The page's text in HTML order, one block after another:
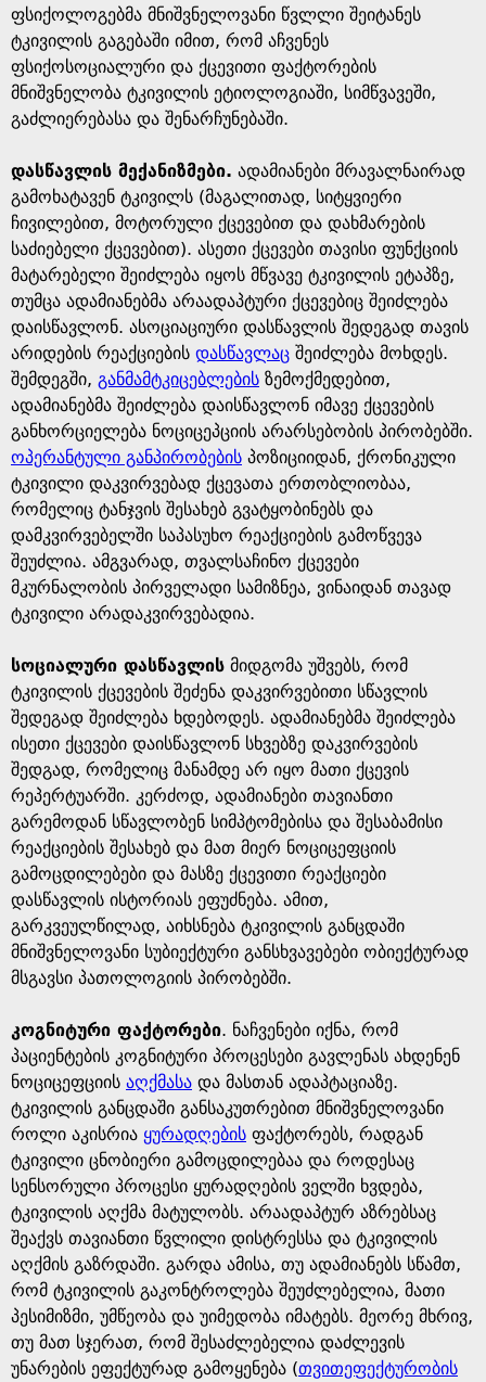
ფსიქოლოგებმა მნიშვნელოვანი წვლლი შეიტანეს
ტკივილის გაგებაში იმით, რომ აჩვენეს
ფსიქოსოციალური და ქცევითი ფაქტორების
მნიშვნელობა ტკივილის ეტიოლოგიაში, სიმწვავეში,
გაძლიერებასა და შენარჩუნებაში.
დასწავლის მექანიზმები. ადამიანები მრავალნაირად
გამოხატავენ ტკივილს (მაგალითად, სიტყვიერი
ჩივილებით, მოტორული ქცევებით და დახმარების
საძიებელი ქცევებით). ასეთი ქცევები თავისი ფუნქციის
მატარებელი შეიძლება იყოს მწვავე ტკივილის ეტაპზე,
თუმცა ადამიანებმა არაადაპტური ქცევებიც შეიძლება
დაისწავლონ. ასოციაციური დასწავლის შედეგად თავის
არიდების რეაქციების დასწავლაც შეიძლება მოხდეს.
შემდეგში, განმამტკიცებლების ზემოქმედებით,
ადამიანებმა შეიძლება დაისწავლონ იმავე ქცევების
განხორციელება ნოციცეპციის არარსებობის პირობებში.
ოპერანტული განპირობების პოზიციიდან, ქრონიკული
ტკივილი დაკვირვებად ქცევათა ერთობლიობაა,
რომელიც ტანჯვის შესახებ გვატყობინებს და
დამკვირვებელში საპასუხო რეაქციების გამოწვევა
შეუძლია. ამგვარად, თვალსაჩინო ქცევები
მკურნალობის პირველადი სამიზნეა, ვინაიდან თავად
ტკივილი არადაკვირვებადია.
სოციალური დასწავლის მიდგომა უშვებს, რომ
ტკივილის ქცევების შეძენა დაკვირვებითი სწავლის
შედეგად შეიძლება ხდებოდეს. ადამიანებმა შეიძლება
ისეთი ქცევები დაისწავლონ სხვებზე დაკვირვების
შედგად, რომელიც მანამდე არ იყო მათი ქცევის
რეპერტუარში. კერძოდ, ადამიანები თავიანთი
გარემოდან სწავლობენ სიმპტომებისა და შესაბამისი
რეაქციების შესახებ და მათ მიერ ნოციცეფციის
გამოცდილებები და მასზე ქცევითი რეაქციები
დასწავლის ისტორიას ეფუძნება. ამით,
გარკვეულწილად, აიხსნება ტკივილის განცდაში
მნიშვნელოვანი სუბიექტური განსხვავებები ობიექტურად
მსგავსი პათოლოგიის პირობებში.
კოგნიტური ფაქტორები. ნაჩვენები იქნა, რომ
პაციენტების კოგნიტური პროცესები გავლენას ახდენენ
ნოციცეფციის აღქმასა და მასთან ადაპტაციაზე.
ტკივილის განცდაში განსაკუთრებით მნიშვნელოვანი
როლი აკისრია ყურადღების ფაქტორებს, რადგან
ტკივილი ცნობიერი გამოცდილებაა და როდესაც
სენსორული პროცესი ყურადღების ველში ხვდება,
ტკივილის აღქმა მატულობს. არაადაპტურ აზრებსაც
შეაქვს თავიანთი წვლილი დისტრესსა და ტკივილის
აღქმის გაზრდაში. გარდა ამისა, თუ ადამიანებს სწამთ,
რომ ტკივილის გაკონტროლება შეუძლებელია, მათი
პესიმიზმი, უმწეობა და უიმედობა იმატებს. მეორე მხრივ,
თუ მათ სჯერათ, რომ შესაძლებელია დაძლევის
უნარების ეფექტურად გამოყენება (თვითეფექტურობის